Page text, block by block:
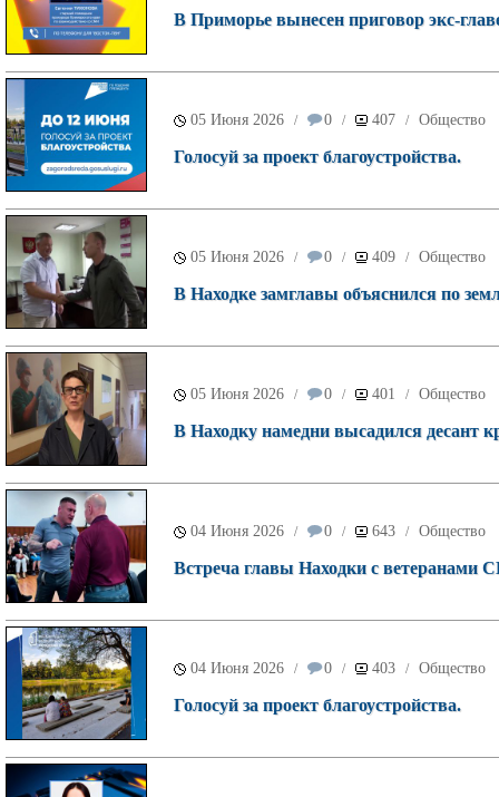
В Приморье вынесен приговор экс-
05 Июня 2026 / 0 / 407 / Общество
Голосуй за проект благоустройства.
05 Июня 2026 / 0 / 409 / Общество
В Находке замглавы объяснился по
05 Июня 2026 / 0 / 401 / Общество
В Находку намедни высадился десант
04 Июня 2026 / 0 / 643 / Общество
Встреча главы Находки с ветеранами
04 Июня 2026 / 0 / 403 / Общество
Голосуй за проект благоустройства.